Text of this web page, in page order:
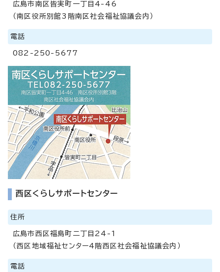
広島市南区皆実町一丁目4-46
（南区役所別館3階南区社会福祉協議会内）
電話
082-250-5677
西区くらしサポートセンター
住所
広島市西区福島町二丁目24-1
（西区地域福祉センター4階西区社会福祉協議会内）
電話